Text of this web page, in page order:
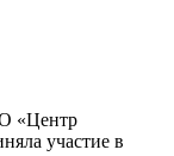
«Центр
участие в